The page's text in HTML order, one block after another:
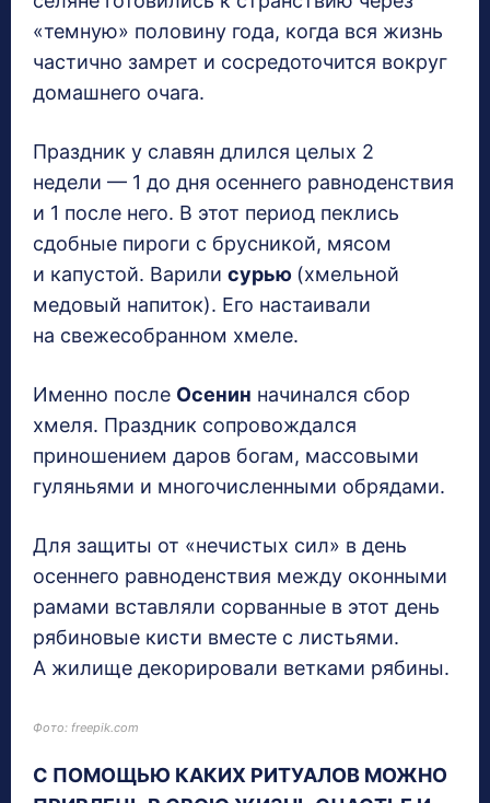
«темную» половину года, когда вся жизнь
частично замрет и сосредоточится вокруг
домашнего очага.
Праздник у славян длился целых 2
недели — 1 до дня осеннего равноденствия
и 1 после него. В этот период пеклись
сдобные пироги с брусникой, мясом
и капустой. Варили сурью (хмельной
медовый напиток). Его настаивали
на свежесобранном хмеле.
Именно после Осенин начинался сбор
хмеля. Праздник сопровождался
приношением даров богам, массовыми
гуляньями и многочисленными обрядами.
Для защиты от «нечистых сил» в день
осеннего равноденствия между оконными
рамами вставляли сорванные в этот день
рябиновые кисти вместе с листьями.
А жилище декорировали ветками рябины.
Фото: freepik.com
С ПОМОЩЬЮ КАКИХ РИТУАЛОВ МОЖНО